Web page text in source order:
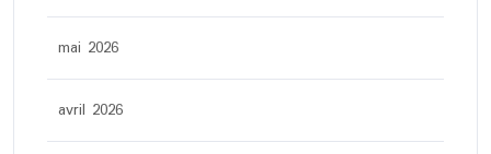
mai 2026
avril 2026